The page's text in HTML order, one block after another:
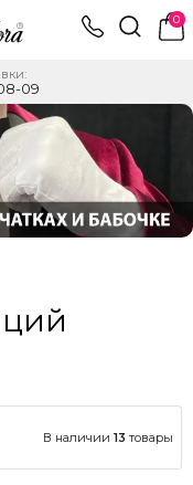
0
09
В наличии 13 товары